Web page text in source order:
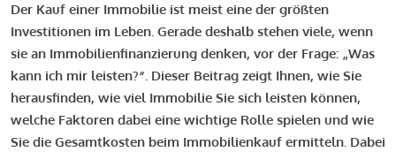
Der Kauf einer Immobilie ist meist eine der größten
Investitionen im Leben. Gerade deshalb stehen viele, wenn
sie an Immobilienfinanzierung denken, vor der Frage: „Was
kann ich mir leisten?“. Dieser Beitrag zeigt Ihnen, wie Sie
herausfinden, wie viel Immobilie Sie sich leisten können,
welche Faktoren dabei eine wichtige Rolle spielen und wie
Sie die Gesamtkosten beim Immobilienkauf ermitteln. Dabei